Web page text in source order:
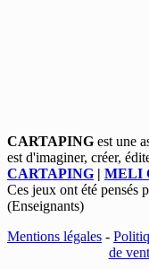
CARTAPING est une
est d'imaginer, créer,
CARTAPING | MELI
Ces jeux ont été pensés
(Enseignants)
Mentions légales -
de